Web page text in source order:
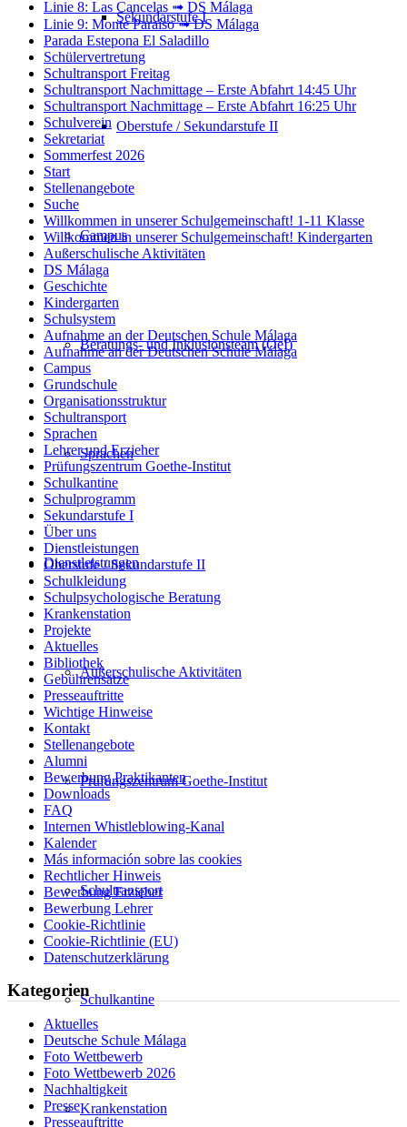
Sekundarstufe I
Oberstufe / Sekundarstufe II
Campus
Beratungs- und Inklusionsteam (OeI)
Sprachen
Dienstleistungen
Außerschulische Aktivitäten
Prüfungszentrum Goethe-Institut
Schultransport
Schulkantine
Krankenstation
Linie 8: Las Cancelas ➟ DS Málaga
Linie 9: Monte Paraíso ➟ DS Málaga
Parada Estepona El Saladillo
Schülervertretung
Schultransport Freitag
Schultransport Nachmittage – Erste Abfahrt 14:45 Uhr
Schultransport Nachmittage – Erste Abfahrt 16:25 Uhr
Schulverein
Sekretariat
Sommerfest 2026
Start
Stellenangebote
Suche
Willkommen in unserer Schulgemeinschaft! 1-11 Klasse
Willkommen in unserer Schulgemeinschaft! Kindergarten
Außerschulische Aktivitäten
DS Málaga
Geschichte
Kindergarten
Schulsystem
Aufnahme an der Deutschen Schule Málaga
Aufnahme an der Deutschen Schule Málaga
Campus
Grundschule
Organisationsstruktur
Schultransport
Sprachen
Lehrer und Erzieher
Prüfungszentrum Goethe-Institut
Schulkantine
Schulprogramm
Sekundarstufe I
Über uns
Dienstleistungen
Oberstufe / Sekundarstufe II
Schulkleidung
Schulpsychologische Beratung
Krankenstation
Projekte
Aktuelles
Bibliothek
Gebührensätze
Presseauftritte
Wichtige Hinweise
Kontakt
Stellenangebote
Alumni
Bewerbung Praktikanten
Downloads
FAQ
Internen Whistleblowing-Kanal
Kalender
Más información sobre las cookies
Rechtlicher Hinweis
Bewerbung Erzieher
Bewerbung Lehrer
Cookie-Richtlinie
Cookie-Richtlinie (EU)
Datenschutzerklärung
Kategorien
Aktuelles
Deutsche Schule Málaga
Foto Wettbewerb
Foto Wettbewerb 2026
Nachhaltigkeit
Presse
Presseauftritte